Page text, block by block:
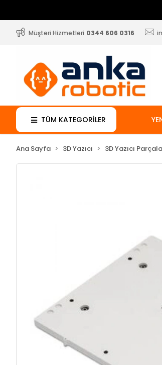
Müşteri Hizmetleri 0344 606 0316
TÜM KATEGORİLER
Ana Sayfa 3D Yazıcı 3D Yazıcı